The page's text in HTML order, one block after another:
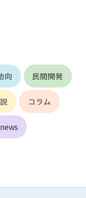
向 民間開発
コラム
よびパスワードの使
ることはできませ
分、使用上の過誤、
る損害について責任
いません。